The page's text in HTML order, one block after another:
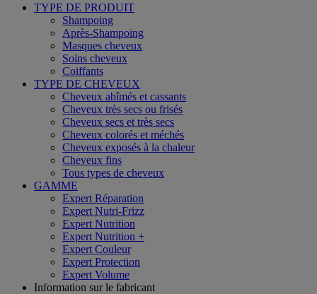
TYPE DE PRODUIT
Shampoing
Après-Shampoing
Masques cheveux
Soins cheveux
Coiffants
TYPE DE CHEVEUX
Cheveux abîmés et cassants
Cheveux très secs ou frisés
Cheveux secs et très secs
Cheveux colorés et méchés
Cheveux exposés à la chaleur
Cheveux fins
Tous types de cheveux
GAMME
Expert Réparation
Expert Nutri-Frizz
Expert Nutrition
Expert Nutrition +
Expert Couleur
Expert Protection
Expert Volume
Information sur le fabricant